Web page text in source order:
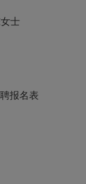
士
报名表